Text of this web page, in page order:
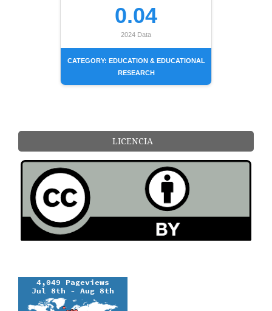
0.04
2024 Data
CATEGORY: EDUCATION & EDUCATIONAL
RESEARCH
LICENCIA